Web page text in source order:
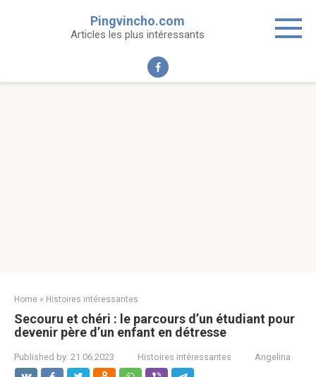
Pingvincho.com
Articles les plus intéressants
Home » Histoires intéressantes
Secouru et chéri : le parcours d’un étudiant pour
devenir père d’un enfant en détresse
Published by: 21.06.2023 Histoires intéressantes Angelina